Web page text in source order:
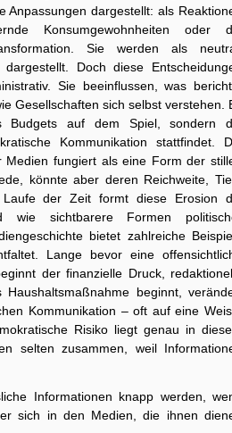
Anpassungen dargestellt: als
Konsumgewohnheiten oder
Sie werden als
Doch diese
Sie beeinflussen, was
Gesellschaften sich selbst verstehen.
auf dem Spiel, sondern
Kommunikation stattfindet.
Medien fungiert als eine Form der
könnte aber deren Reichweite,
der Zeit formt diese Erosion
wie sichtbarere Formen
bietet zahlreiche
Lange bevor eine
der finanzielle Druck,
beginnt,
Kommunikation – oft auf eine
Risiko liegt genau in
selten zusammen, weil
Informationen knapp werden,
sich in den Medien, die ihnen